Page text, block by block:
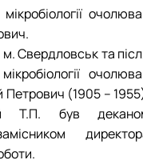
м. Свердловськ та
(1905 –
Т.П. був